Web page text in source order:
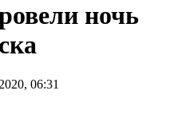
ночь
06:31